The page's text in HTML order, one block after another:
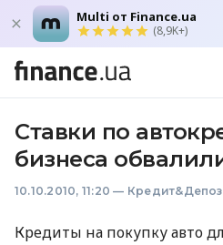
Multi от Finance.ua
(8,9K+)
Ставки по
бизнеса
10.10.2010, 11:20 —
Кредиты на покупку авто